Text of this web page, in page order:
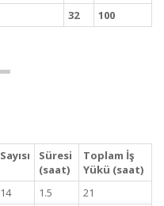
32 100
Sayısı
Süresi
(saat)
Toplam İş
Yükü (saat)
14 1.5
21